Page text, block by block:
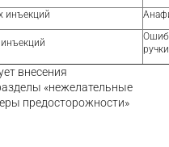
инъекций
ручки
внесения
«нежелательные
предосторожности»